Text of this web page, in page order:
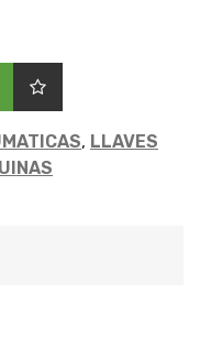
, LLAVES